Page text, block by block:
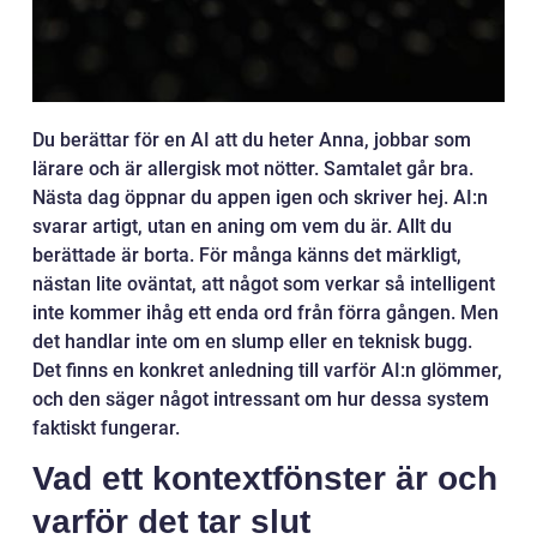
Du berättar för en AI att du heter Anna, jobbar som
lärare och är allergisk mot nötter. Samtalet går bra.
Nästa dag öppnar du appen igen och skriver hej. AI:n
svarar artigt, utan en aning om vem du är. Allt du
berättade är borta. För många känns det märkligt,
nästan lite oväntat, att något som verkar så intelligent
inte kommer ihåg ett enda ord från förra gången. Men
det handlar inte om en slump eller en teknisk bugg.
Det finns en konkret anledning till varför AI:n glömmer,
och den säger något intressant om hur dessa system
faktiskt fungerar.
Vad ett kontextfönster är och
varför det tar slut